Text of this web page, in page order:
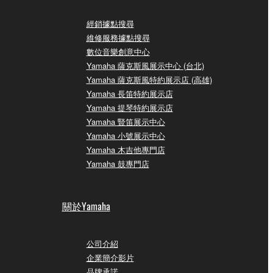
經銷據點搜尋
維修服務據點搜尋
數位音樂創意中心
Yamaha 薩克斯風展示中心 (台北)
Yamaha 薩克斯風特約展示店 (高雄)
Yamaha 長笛特約展示店
Yamaha 提琴特約展示店
Yamaha 豎笛展示中心
Yamaha 小號展示中心
Yamaha 木吉他專門店
Yamaha 鼓專門店
關於Yamaha
公司介紹
企業簡介影片